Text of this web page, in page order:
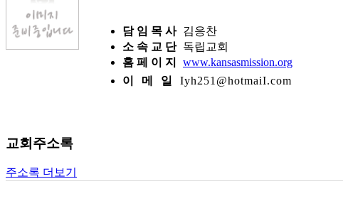
담 임 목 사 김응찬
소 속 교 단 독립교회
홈 페 이 지
www.kansasmission.org
이 메 일
Iyh251@hotmaiI.com
교회주소록
주소록 더보기